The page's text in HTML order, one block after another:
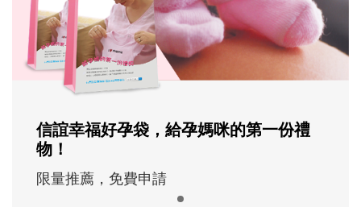
信誼幸福好孕袋，給孕媽咪的第一份禮
物！
限量推薦，免費申請